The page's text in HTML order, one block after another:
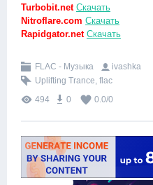
Turbobit.net Скачать
Nitroflare.com Скачать
Rapidgator.net Скачать
FLAC - Музыка
ivashka
Uplifting Trance, flac
494
0 0.0/0